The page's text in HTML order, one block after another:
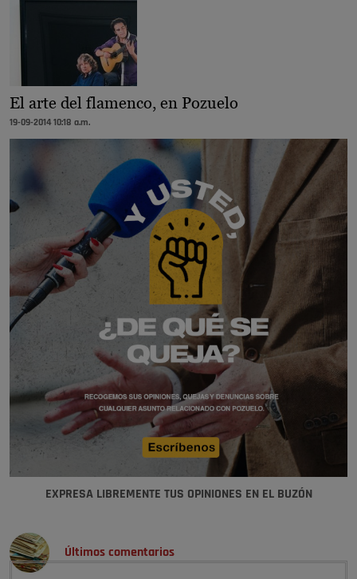
El arte del flamenco, en Pozuelo
19-09-2014 10:18 a.m.
EXPRESA LIBREMENTE TUS OPINIONES EN EL BUZÓN
Últimos comentarios